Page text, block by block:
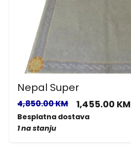
Nepal Super
4,850.00 KM 1,455.00 KM
Besplatna dostava
1 na stanju